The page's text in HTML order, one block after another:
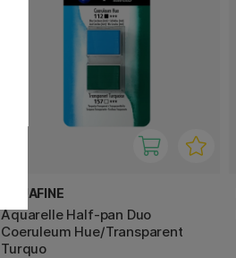
AQUAFINE
Aquarelle Half-pan Duo
Coeruleum Hue/Transparent
Turquo